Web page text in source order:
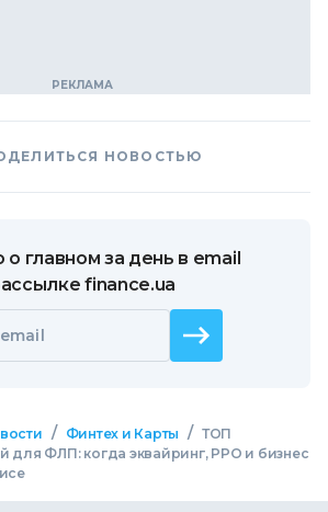
НОВОСТЬЮ
о главном за день в email
finance.ua
/ Финтех и Карты / ТОП
для ФЛП: когда эквайринг, РРО и бизнес